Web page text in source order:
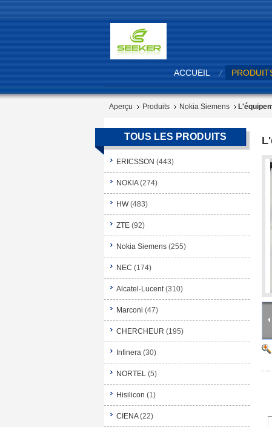
ACCUEIL
Aperçu Produits Nokia Siemens
TOUS LES PRODUITS
ERICSSON (443)
NOKIA (274)
HW (483)
ZTE (92)
Nokia Siemens (255)
NEC (174)
Alcatel-Lucent (310)
Marconi (47)
CHERCHEUR (195)
Infinera (30)
NORTEL (5)
Hisilicon (1)
CIENA (22)